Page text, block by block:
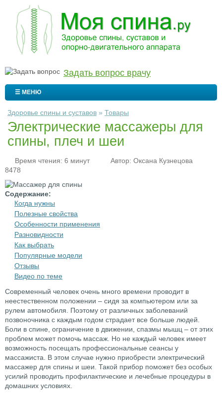
Задать вопрос врачу
☰ МЕНЮ
Здоровье спины и суставов » Товары
Электрические массажеры для
спины, плеч и шеи
Время чтения: 6 минут Автор: Оксана Кузнецова
8478
Содержание:
Когда нужны
Полезные свойства
Особенности применения
Разновидности
Как выбрать
Популярные модели
Отзывы
Видео по теме
Современный человек очень много времени проводит в
неестественном положении – сидя за компьютером или за
рулем автомобиля. Поэтому от различных заболеваний
позвоночника с каждым годом страдает все больше людей.
Боли в спине, ограничение в движении, спазмы мышц – от этих
проблем может помочь массаж. Но не каждый человек имеет
возможность посещать профессиональные сеансы у
массажиста. В этом случае нужно приобрести электрический
массажер для спины и шеи. Такой прибор поможет без особых
усилий проводить профилактические и лечебные процедуры в
домашних условиях.